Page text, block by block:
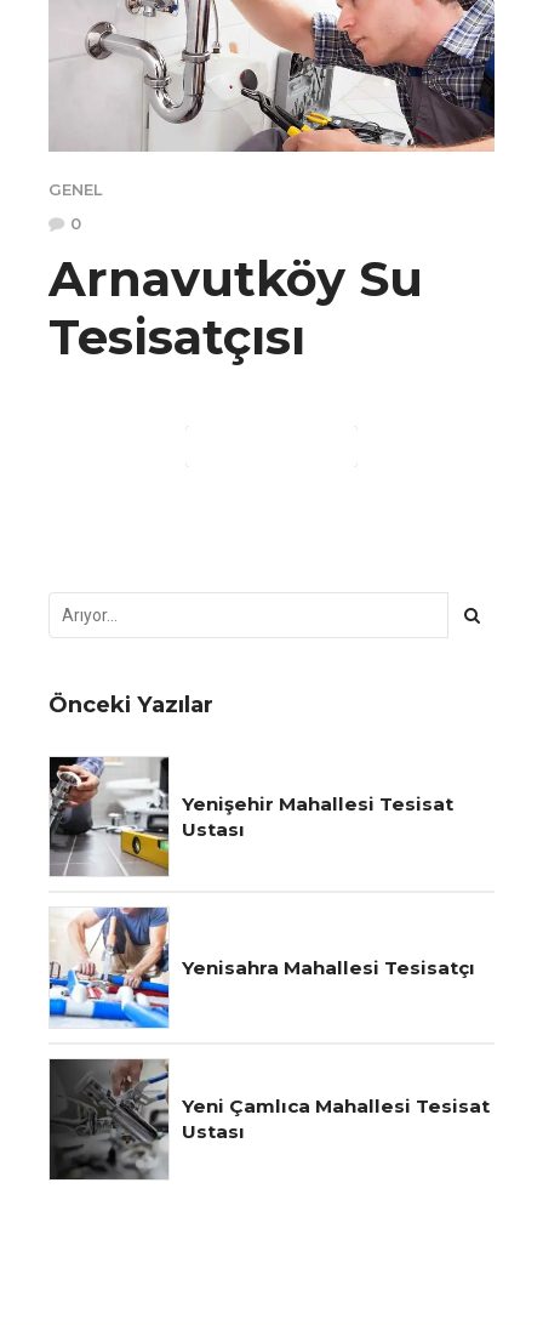
GENEL
0
Arnavutköy Su
Tesisatçısı
Önceki Yazılar
Yenişehir Mahallesi Tesisat
Ustası
Yenisahra Mahallesi Tesisatçı
Yeni Çamlıca Mahallesi Tesisat
Ustası